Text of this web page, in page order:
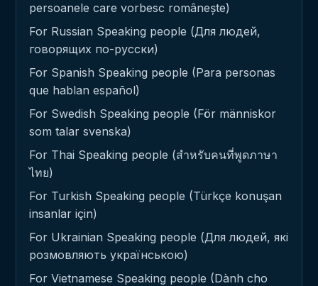
persoanele care vorbesc românește)
For Russian Speaking people (Для людей,
говорящих по-русски)
For Spanish Speaking people (Para personas
que hablan español)
For Swedish Speaking people (För människor
som talar svenska)
For Thai Speaking people (สำหรับคนที่พูดภาษา
ไทย)
For Turkish Speaking people (Türkçe konuşan
insanlar için)
For Ukrainian Speaking people (Для людей, які
розмовляють українською)
For Vietnamese Speaking people (Dành cho